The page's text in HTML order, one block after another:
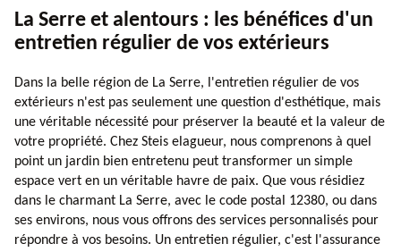
La Serre et alentours : les bénéfices d'un
entretien régulier de vos extérieurs
Dans la belle région de La Serre, l'entretien régulier de vos
extérieurs n'est pas seulement une question d'esthétique, mais
une véritable nécessité pour préserver la beauté et la valeur de
votre propriété. Chez Steis elagueur, nous comprenons à quel
point un jardin bien entretenu peut transformer un simple
espace vert en un véritable havre de paix. Que vous résidiez
dans le charmant La Serre, avec le code postal 12380, ou dans
ses environs, nous vous offrons des services personnalisés pour
répondre à vos besoins. Un entretien régulier, c'est l'assurance